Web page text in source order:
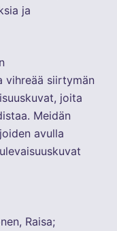
ja
vihreää siirtymän
joita
Meidän
avulla
Raisa;